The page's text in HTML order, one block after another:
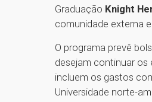
Graduação Knight
comunidade externa
O programa prevê
desejam continuar os
incluem os gastos
Universidade norte-